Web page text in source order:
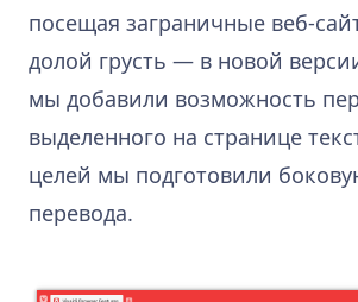
посещая заграничные веб-
долой грусть — в новой
мы добавили возможность
выделенного на странице
целей мы подготовили
перевода.